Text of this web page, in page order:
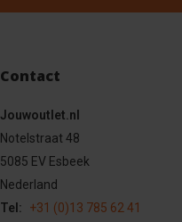
Contact
Jouwoutlet.nl
Notelstraat 48
5085 EV Esbeek
Nederland
Tel:
+31 (0)13 785 62 41